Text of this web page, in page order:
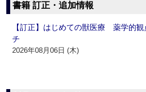
書籍 訂正・追加情報
【訂正】はじめての獣医療 薬学的
チ
2026年08月06日 (木)